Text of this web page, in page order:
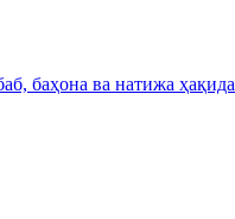
баҳона ва натижа ҳақида